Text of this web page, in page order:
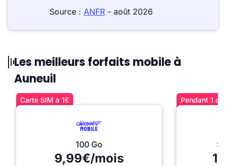
Source : ANFR- août 2026
Les meilleurs forfaits mobile à
Auneuil
Carte SIM à 1€
100 Go
9,99€/mois
Pendant 1